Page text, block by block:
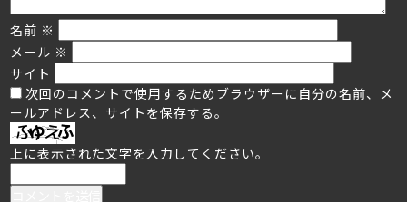
名前 ※
メール ※
サイト
次回のコメントで使用するためブラウザーに自分の名前、メ
ールアドレス、サイトを保存する。
上に表示された文字を入力してください。